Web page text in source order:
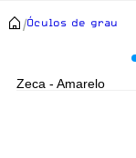
/Óculos de grau
Zeca - Amarelo